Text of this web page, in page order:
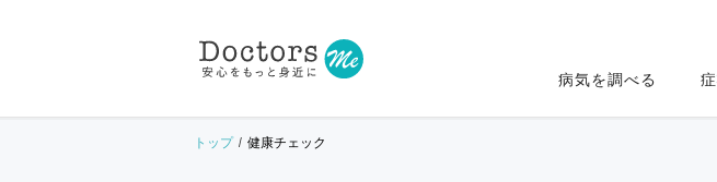
病気を調べる
トップ 健康チェック